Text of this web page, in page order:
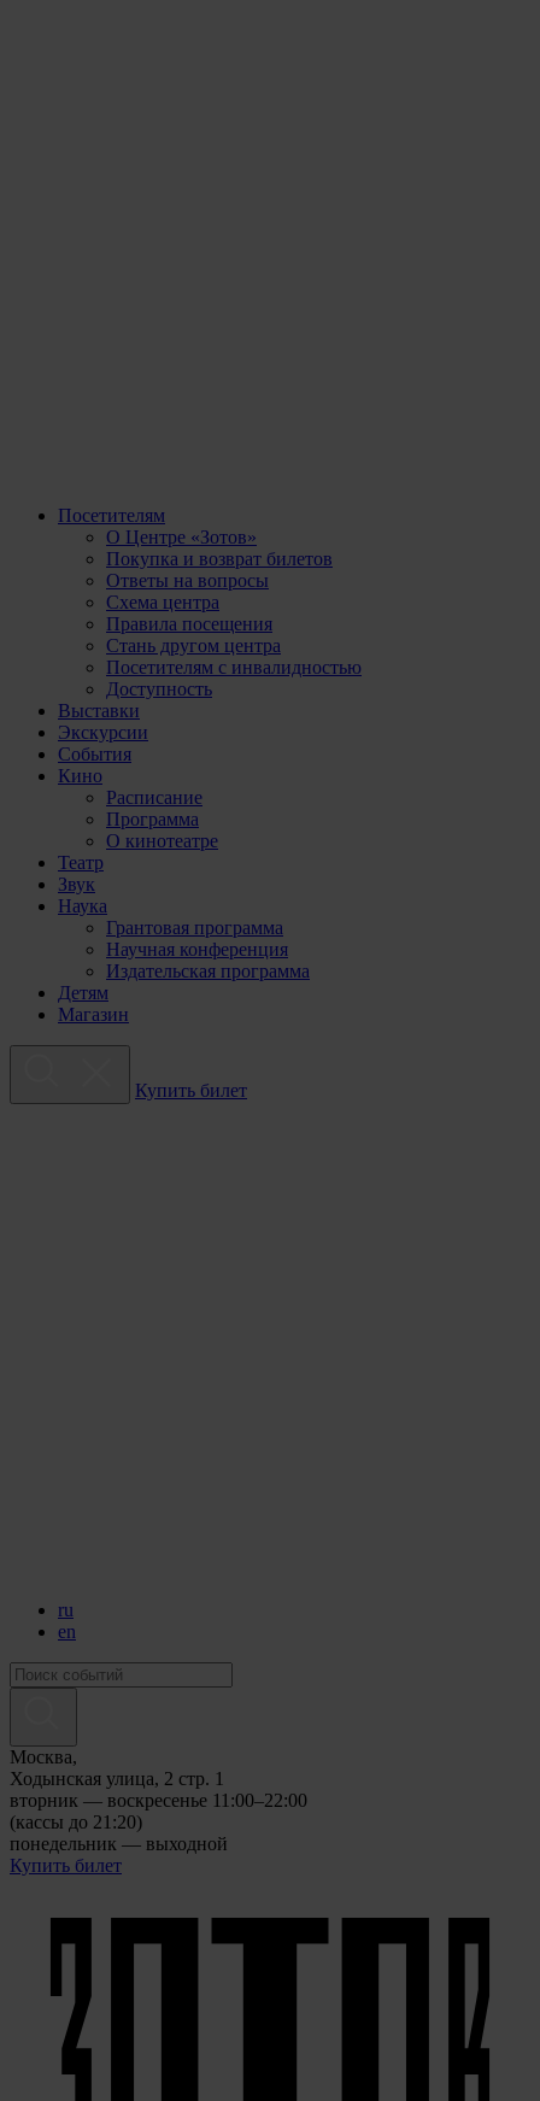
Посетителям
О Центре «Зотов»
Покупка и возврат билетов
Ответы на вопросы
Схема центра
Правила посещения
Стань другом центра
Посетителям с инвалидностью
Доступность
Выставки
Экскурсии
События
Кино
Расписание
Программа
О кинотеатре
Театр
Звук
Наука
Грантовая программа
Научная конференция
Издательская программа
Детям
Магазин
Купить билет
ru
en
Москва,
Ходынская улица, 2 стр. 1
вторник — воскресенье 11:00–22:00
(кассы до 21:20)
понедельник — выходной
Купить билет